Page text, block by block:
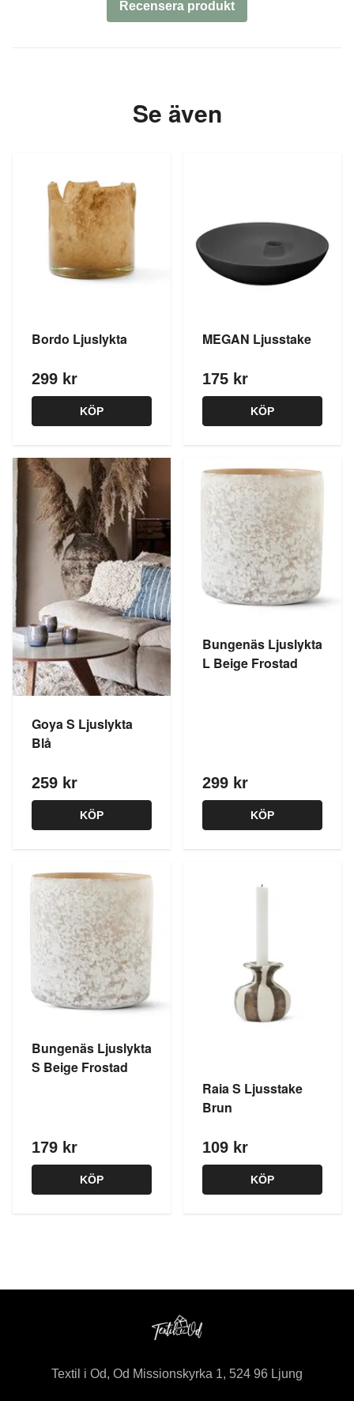
Recensera produkt
Se även
Bordo Ljuslykta
299 kr
KÖP
MEGAN Ljusstake
175 kr
KÖP
Goya S Ljuslykta
Blå
259 kr
KÖP
Bungenäs Ljuslykta
L Beige Frostad
299 kr
KÖP
Bungenäs Ljuslykta
S Beige Frostad
179 kr
KÖP
Raia S Ljusstake
Brun
109 kr
KÖP
Textil i Od, Od Missionskyrka 1, 524 96 Ljung